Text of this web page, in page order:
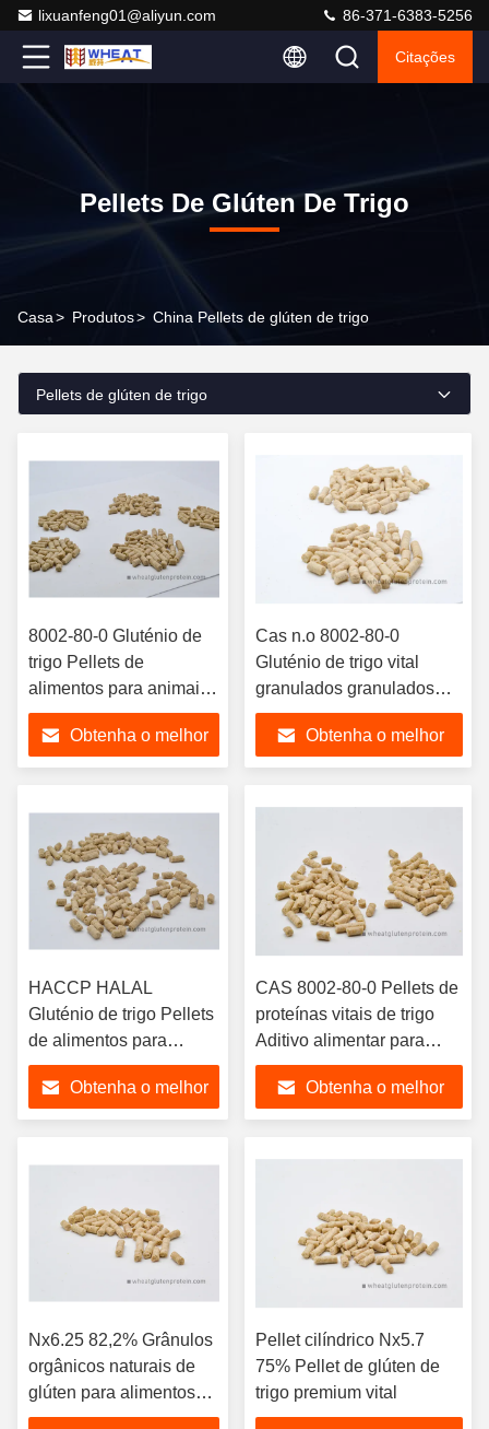
lixuanfeng01@aliyun.com 86-371-6383-5256
Citações
Pellets De Glúten De Trigo
Casa> Produtos> China Pellets de glúten de trigo
Pellets de glúten de trigo
8002-80-0 Gluténio de
trigo Pellets de
alimentos para animais
Aditivos nutricionais
para produção de
alimentos para animais
Obtenha o melhor
Cas n.o 8002-80-0
Gluténio de trigo vital
granulados granulados
aditivos para alimentos
para animais
Obtenha o melhor
HACCP HALAL
Gluténio de trigo Pellets
de alimentos para
animais Proteína
Aditivos nutricionais
Obtenha o melhor
CAS 8002-80-0 Pellets de
proteínas vitais de trigo
Aditivo alimentar para
aquicultura
Obtenha o melhor
Nx6.25 82,2% Grânulos
orgânicos naturais de
glúten para alimentos
como potenciadores da
Pellet cilíndrico Nx5.7
75% Pellet de glúten de
trigo premium vital